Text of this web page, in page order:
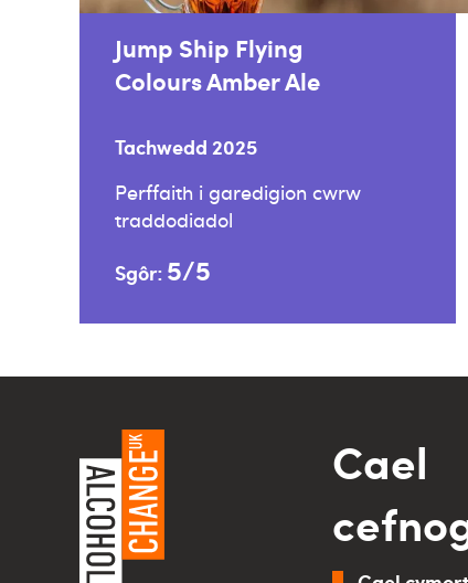
Jump Ship Flying
Colours Amber Ale
Tachwedd 2025
Perffaith i garedigion cwrw
traddodiadol
Sgôr: 5/5
Cael